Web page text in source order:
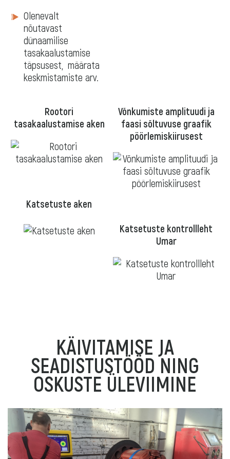
Olenevalt
nõutavast
dünaamilise
tasakaalustamise
täpsusest, määrata
keskmistamiste arv.
Rootori
tasakaalustamise aken
Katsetuste aken
Võnkumiste amplituudi ja
faasi sõltuvuse graafik
pöörlemiskiirusest
Katsetuste kontrollleht
Umar
KÄIVITAMISE JA
SEADISTUSTÖÖD NING
OSKUSTE ÜLEVIIMINE